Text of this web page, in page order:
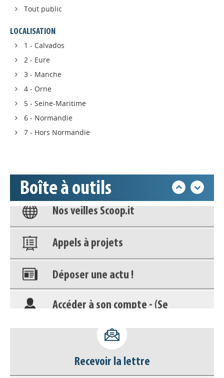
Tout public
LOCALISATION
1 - Calvados
2 - Eure
3 - Manche
4 - Orne
5 - Seine-Maritime
6 - Normandie
7 - Hors Normandie
Boîte à outils
Déposer une actu !
Accéder à son compte - (Se
Nos veilles Scoop.it
Appels à projets
Déposer une actu !
Accéder à son compte - (Se
déconnecter)
Base documentaire
Nos veilles Scoop.it
Recevoir la lettre